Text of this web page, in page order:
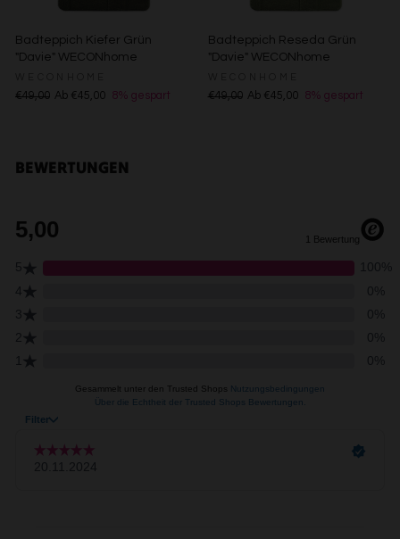
Badteppich Kiefer Grün
"Davie" WECONhome
€49,00 Ab €45,00 8% gespart
Badteppich Reseda Grün
"Davie" WECONhome
€49,00 Ab €45,00 8% gespart
BEWERTUNGEN
Entwicklung und Verbesserung der Angebote
Verwendung reduzierter Daten zur Auswahl von Inhalten
Besondere Features: